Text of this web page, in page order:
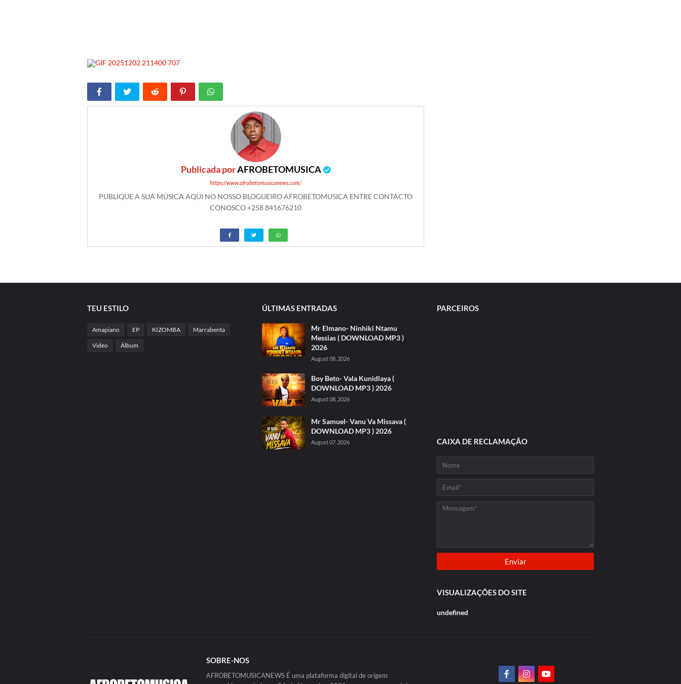
Publicada porAFROBETOMUSICA
https://www.afrobetomusicanews.com/
PUBLIQUE A SUA MÚSICA AQUI NO NOSSO BLOGUEIRO AFROBETOMUSICA ENTRE CONTACTO
CONOSCO +258 841676210
TEU ESTILO
Amapiano EP KIZOMBA Marrabenta
Video Álbum
ÚLTIMAS ENTRADAS
Mr Elmano- Ninhiki Ntamu
Messias ( DOWNLOAD MP3 )
2026
August 08, 2026
Boy Beto- Vala Kunidlaya (
DOWNLOAD MP3 ) 2026
August 08, 2026
Mr Samuel- Vanu Va Missava (
DOWNLOAD MP3 ) 2026
August 07, 2026
PARCEIROS
CAIXA DE RECLAMAÇÃO
VISUALIZAÇÕES DO SITE
undefned
SOBRE-NOS
AFROBETOMUSICANEWS É uma plataforma digital de origem